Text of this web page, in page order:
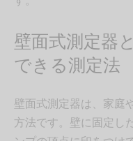
壁面式測定器
できる測定法
壁面式測定器は、家庭
方法です。壁に固定し